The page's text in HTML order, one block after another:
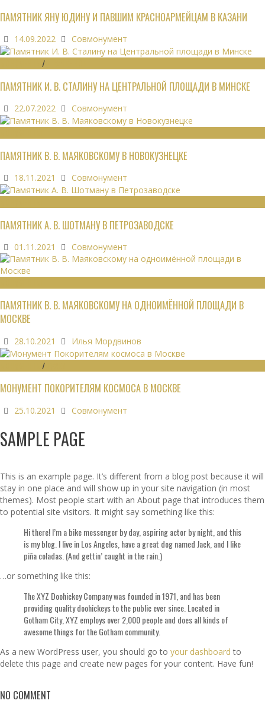
ПАМЯТНИК ЯНУ ЮДИНУ И ПАВШИМ КРАСНОАРМЕЙЦАМ В КАЗАНИ
14.09.2022 Совмонумент
/
ПАМЯТНИК И. В. СТАЛИНУ НА ЦЕНТРАЛЬНОЙ ПЛОЩАДИ В МИНСКЕ
22.07.2022 Совмонумент
ПАМЯТНИК В. В. МАЯКОВСКОМУ В НОВОКУЗНЕЦКЕ
18.11.2021 Совмонумент
ПАМЯТНИК А. В. ШОТМАНУ В ПЕТРОЗАВОДСКЕ
01.11.2021 Совмонумент
ПАМЯТНИК В. В. МАЯКОВСКОМУ НА ОДНОИМЁННОЙ ПЛОЩАДИ В
МОСКВЕ
28.10.2021 Илья Мордвинов
/
МОНУМЕНТ ПОКОРИТЕЛЯМ КОСМОСА В МОСКВЕ
25.10.2021 Совмонумент
SAMPLE PAGE
This is an example page. It’s different from a blog post because it will
stay in one place and will show up in your site navigation (in most
themes). Most people start with an About page that introduces them
to potential site visitors. It might say something like this:
Hi there! I’m a bike messenger by day, aspiring actor by night, and this
is my blog. I live in Los Angeles, have a great dog named Jack, and I like
piña coladas. (And gettin’ caught in the rain.)
…or something like this:
The XYZ Doohickey Company was founded in 1971, and has been
providing quality doohickeys to the public ever since. Located in
Gotham City, XYZ employs over 2,000 people and does all kinds of
awesome things for the Gotham community.
As a new WordPress user, you should go to your dashboard to
delete this page and create new pages for your content. Have fun!
NO COMMENT